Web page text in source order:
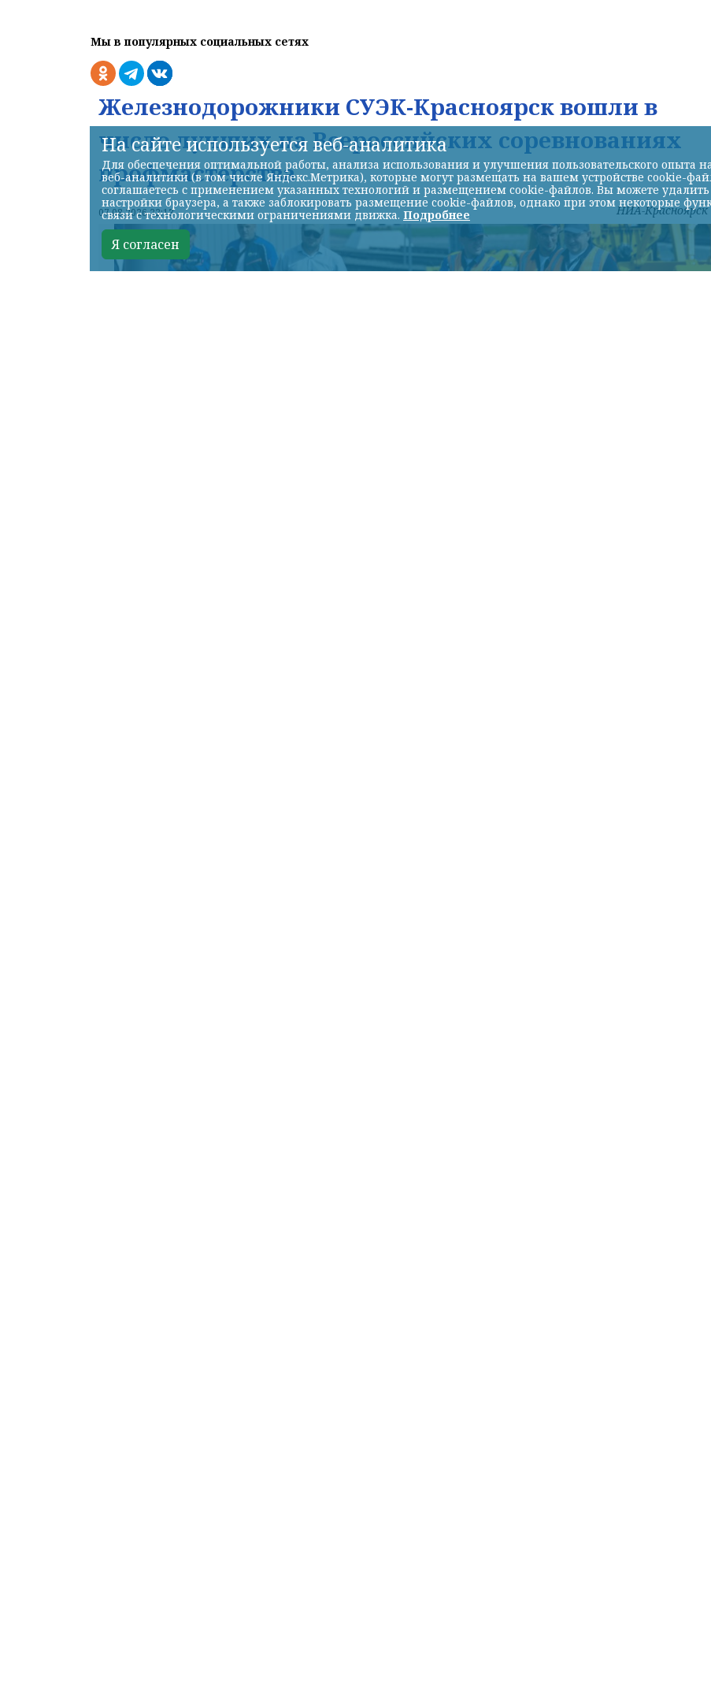
Мы в популярных социальных сетях
Железнодорожники СУЭК-Красноярск вошли в
число лучших на Всероссийских соревнованиях
профмастерства
07.08.2026 22:13 НИА-Красноярск
На сайте используется веб-аналитика
Для обеспечения оптимальной работы, анализа использования и улучшения пользовательского опыта
веб-аналитики (в том числе Яндекс.Метрика), которые могут размещать на вашем устройстве cookie-
соглашаетесь с применением указанных технологий и размещением cookie-файлов. Вы можете удалить
настройки браузера, а также заблокировать размещение cookie-файлов, однако при этом некоторые
связи с технологическими ограничениями движка. Подробнее
Я согласен